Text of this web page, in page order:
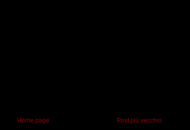
Post più vecchio
Home page